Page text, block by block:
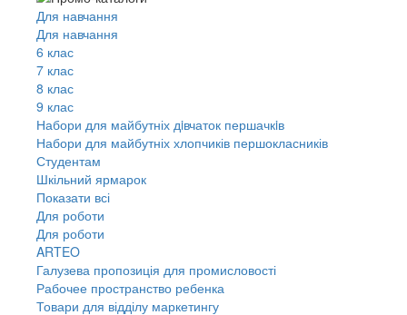
Для навчання
Для навчання
6 клас
7 клас
8 клас
9 клас
Набори для майбутніх дiвчаток першачкiв
Набори для майбутніх хлопчиків першокласників
Студентам
Шкільний ярмарок
Показати всі
Для роботи
Для роботи
ARTEO
Галузева пропозиція для промисловості
Рабочее пространство ребенка
Товари для відділу маркетингу